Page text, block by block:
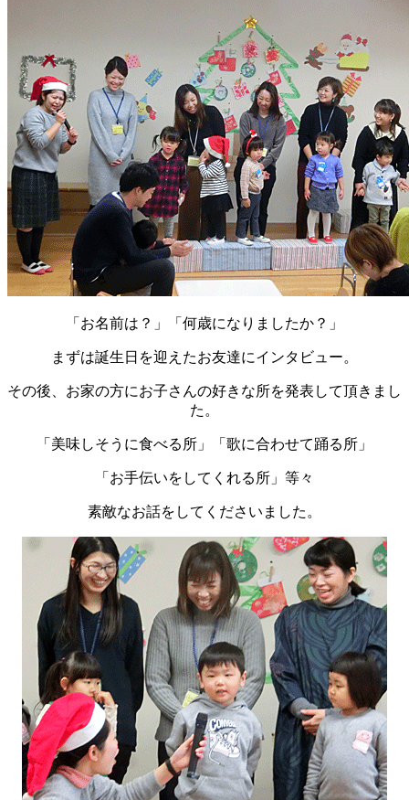
「お名前は？」「何歳になりましたか？」
まずは誕生日を迎えたお友達にインタビュー。
その後、お家の方にお子さんの好きな所を発表して頂きまし
た。
「美味しそうに食べる所」「歌に合わせて踊る所」
「お手伝いをしてくれる所」等々
素敵なお話をしてくださいました。